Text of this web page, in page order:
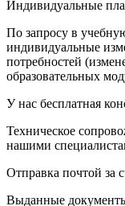
Индивидуальные
По запросу в
индивидуальные
потребностей
образовательных
У нас бесплатная
Техническое
нашими
Отправка почтой за
Выданные